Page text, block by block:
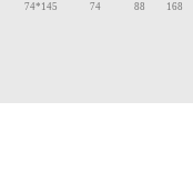
74*145 74 88 168